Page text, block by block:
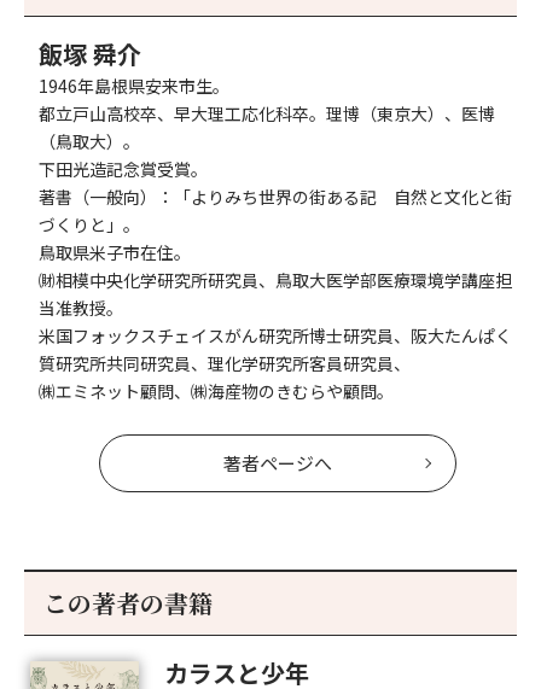
飯塚 舜介
1946年島根県安来市生。
都立戸山高校卒、早大理工応化科卒。理博（東京大）、医博
（鳥取大）。
下田光造記念賞受賞。
著書（一般向）：「よりみち世界の街ある記 自然と文化と街
づくりと」。
鳥取県米子市在住。
㈶相模中央化学研究所研究員、鳥取大医学部医療環境学講座担
当准教授。
米国フォックスチェイスがん研究所博士研究員、阪大たんぱく
質研究所共同研究員、理化学研究所客員研究員、
㈱エミネット顧問、㈱海産物のきむらや顧問。
著者ページへ
この著者の書籍
カラスと少年